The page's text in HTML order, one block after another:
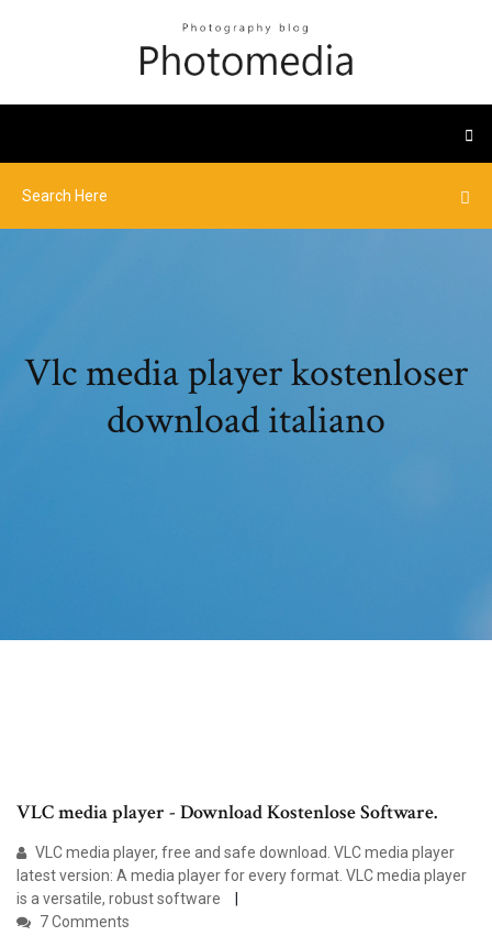
Vlc media player kostenloser
download italiano
VLC media player - Download Kostenlose Software.
VLC media player, free and safe download. VLC media player
latest version: A media player for every format. VLC media player
is a versatile, robust software
7 Comments